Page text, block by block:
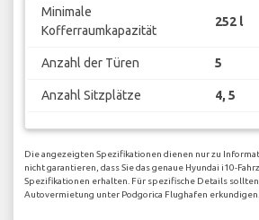
Minimale
Kofferraumkapazität
252 l
Anzahl der Türen 5
Anzahl Sitzplätze 4, 5
Die angezeigten Spezifikationen dienen nur zu
nicht garantieren, dass Sie das genaue Hyundai i10-
Spezifikationen erhalten. Für spezifische Details
Autovermietung unter Podgorica Flughafen erkundigen.